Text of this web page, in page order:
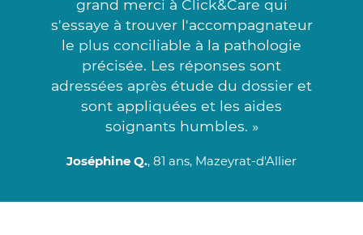
grand merci à Click&Care qui
s'essaye à trouver l'accompagnateur
le plus conciliable à la pathologie
précisée. Les réponses sont
adressées après étude du dossier et
sont appliquées et les aides
soignants humbles. »
Joséphine Q., 81 ans, Mazeyrat-d'Allier